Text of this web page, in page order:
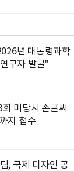
년 대통령과학
구자 발굴"
미당시 손글씨
지 접수
, 국제 디자인 공